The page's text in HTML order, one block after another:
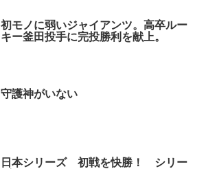
初モノに弱いジャイアンツ。高卒ルー
キー釜田投手に完投勝利を献上。
守護神がいない
日本シリーズ 初戦を快勝！ シリー